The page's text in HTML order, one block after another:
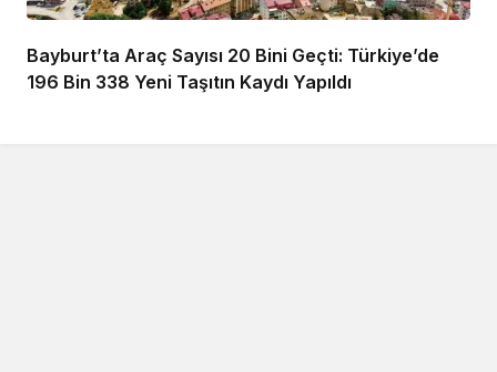
Bayburt’ta Araç Sayısı 20 Bini Geçti: Türkiye’de
196 Bin 338 Yeni Taşıtın Kaydı Yapıldı